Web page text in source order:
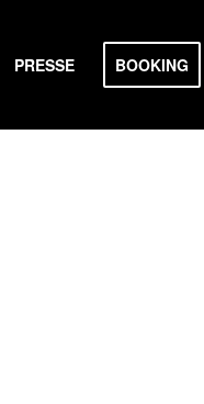
PRESSE BOOKING